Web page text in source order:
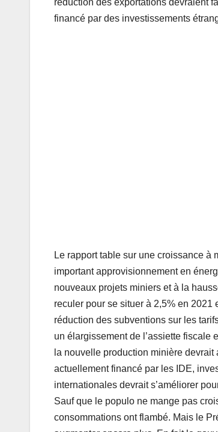
réduction des exportations devraient
financé par des investissements
Le rapport table sur une croissance à
important approvisionnement en
nouveaux projets miniers et à la
reculer pour se situer à 2,5% en
réduction des subventions sur les
un élargissement de l’assiette fiscale
la nouvelle production minière
actuellement financé par les IDE,
internationales devrait s’améliorer
Sauf que le populo ne mange pas
consommations ont flambé. Mais le